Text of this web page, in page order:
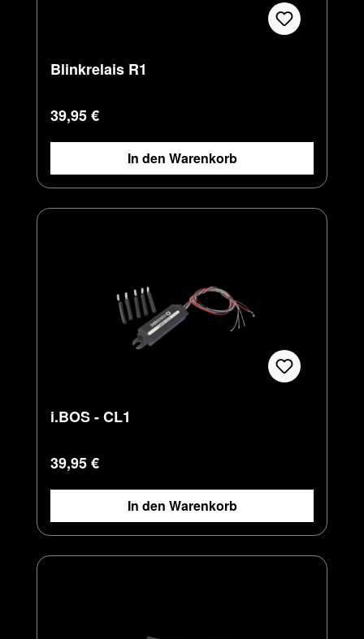
Blinkrelais R1
Regulärer Preis:
39,95 €
In den Warenkorb
i.BOS - CL1
Regulärer Preis:
39,95 €
In den Warenkorb